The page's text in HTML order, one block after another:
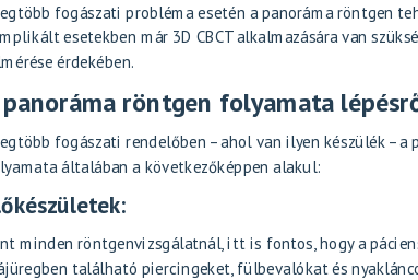
fogászati probléma esetén a panoráma röntgen
esetekben már 3D CBCT alkalmazására van
érdekében.
röntgen folyamata
fogászati rendelőben – ahol van ilyen készülék –
általában a következőképpen alakul:
minden röntgenvizsgálatnál, itt is fontos, hogy a
található piercingeket, fülbevalókat és